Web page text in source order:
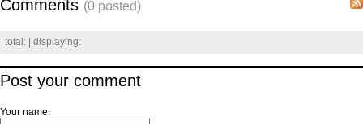
Comments (0 posted)
total: | displaying:
Post your comment
Your name: